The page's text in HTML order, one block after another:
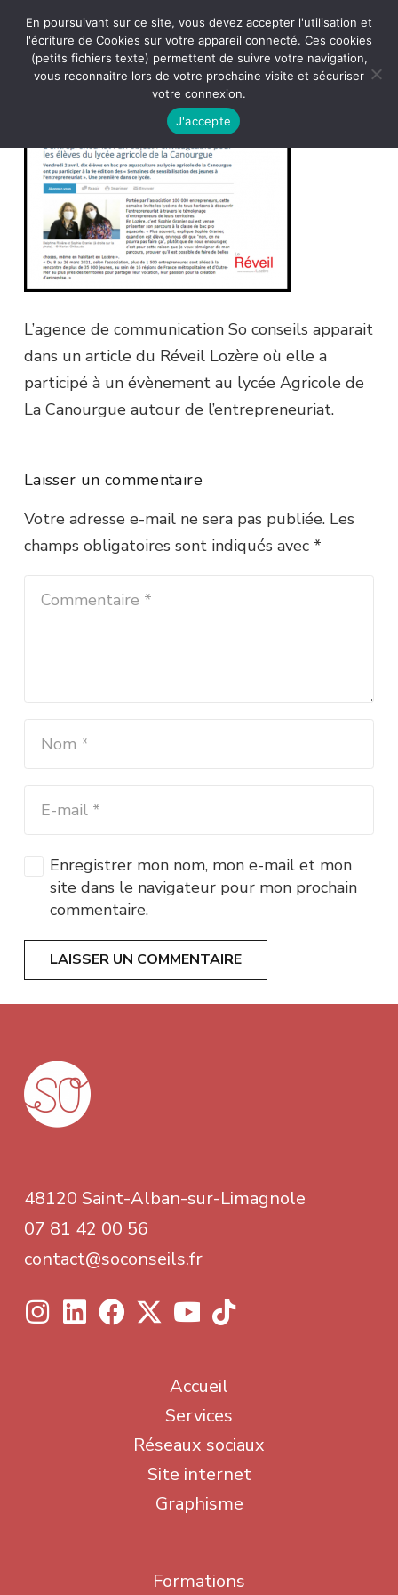
L’agence de communication So conseils apparait
dans un article du Réveil Lozère où elle a
participé à un évènement au lycée Agricole de
La Canourgue autour de l’entrepreneuriat.
Laisser un commentaire
Votre adresse e-mail ne sera pas publiée. Les
champs obligatoires sont indiqués avec *
Enregistrer mon nom, mon e-mail et mon
site dans le navigateur pour mon prochain
commentaire.
LAISSER UN COMMENTAIRE
48120 Saint-Alban-sur-Limagnole
07 81 42 00 56
contact@soconseils.fr
Accueil
Services
Réseaux sociaux
Site internet
Graphisme
Formations
En poursuivant sur ce site, vous devez accepter l'utilisation et
l'écriture de Cookies sur votre appareil connecté. Ces cookies
(petits fichiers texte) permettent de suivre votre navigation,
vous reconnaitre lors de votre prochaine visite et sécuriser
votre connexion.
J'accepte